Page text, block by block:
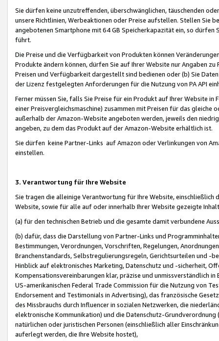
Sie dürfen keine unzutreffenden, überschwänglichen, täuschenden
unsere Richtlinien, Werbeaktionen oder Preise aufstellen. Stellen Sie
angebotenen Smartphone mit 64 GB Speicherkapazität ein, so dürfen
führt.
Die Preise und die Verfügbarkeit von Produkten können
Produkte ändern können, dürfen Sie auf Ihrer Website nur Angaben
Preisen und Verfügbarkeit dargestellt sind bedienen oder (b) Sie
der Lizenz festgelegten Anforderungen für die Nutzung von PA API
Ferner müssen Sie, falls Sie Preise für ein Produkt auf Ihrer Website
einer Preisvergleichsmaschine) zusammen mit Preisen für das
außerhalb der Amazon-Website angeboten werden, jeweils den
angeben, zu dem das Produkt auf der Amazon-Website erhältlich ist.
Sie dürfen keine Partner-Links auf Amazon oder Verlinkungen von
einstellen.
3. Verantwortung für Ihre Website
Sie tragen die alleinige Verantwortung für Ihre Website,
Website, sowie für alle auf oder innerhalb Ihrer Website gezeigte
(a) für den technischen Betrieb und die gesamte damit verbundene
(b) dafür, dass die Darstellung von Partner-Links und
Bestimmungen, Verordnungen, Vorschriften, Regelungen,
Branchenstandards, Selbstregulierungsregeln, Gerichtsurteilen und -
Hinblick auf elektronisches Marketing, Datenschutz und -sicherheit,
Kompensationsvereinbarungen klar, präzise und unmissverständlich
US-amerikanischen Federal Trade Commission für die Nutzung von
Endorsement and Testimonials in Advertising), das französische
des Missbrauchs durch Influencer in sozialen Netzwerken, die
elektronische Kommunikation) und die Datenschutz-
natürlichen oder juristischen Personen (einschließlich aller
auferlegt werden, die Ihre Website hostet),